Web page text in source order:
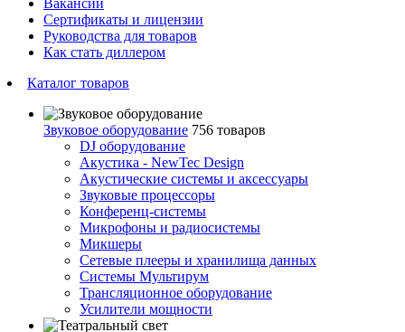
Сертификаты и лицензии
Руководства для товаров
Как стать диллером
Каталог товаров
Звуковое оборудование 756 товаров
DJ оборудование
Акустика - NewTec Design
Акустические системы и аксессуары
Звуковые процессоры
Конференц-системы
Микрофоны и радиосистемы
Микшеры
Сетевые плееры и хранилища данных
Системы Мультирум
Трансляционное оборудование
Усилители мощности